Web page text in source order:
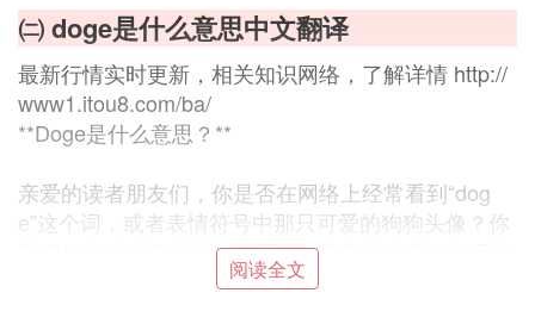
㈡ doge是什么意思中文翻译
最新行情实时更新，相关知识网络，了解详情 http://
www1.itou8.com/ba/
**Doge是什么意思？**
亲爱的读者朋友们，你是否在网络上经常看到“dog
e”这个词，或者表情符号中那只可爱的狗狗头像？你
是否好奇这个词或表情背后的故事和含义呢？今天让
我们一起来探讨一下“doge”的意思吧！
阅读全文